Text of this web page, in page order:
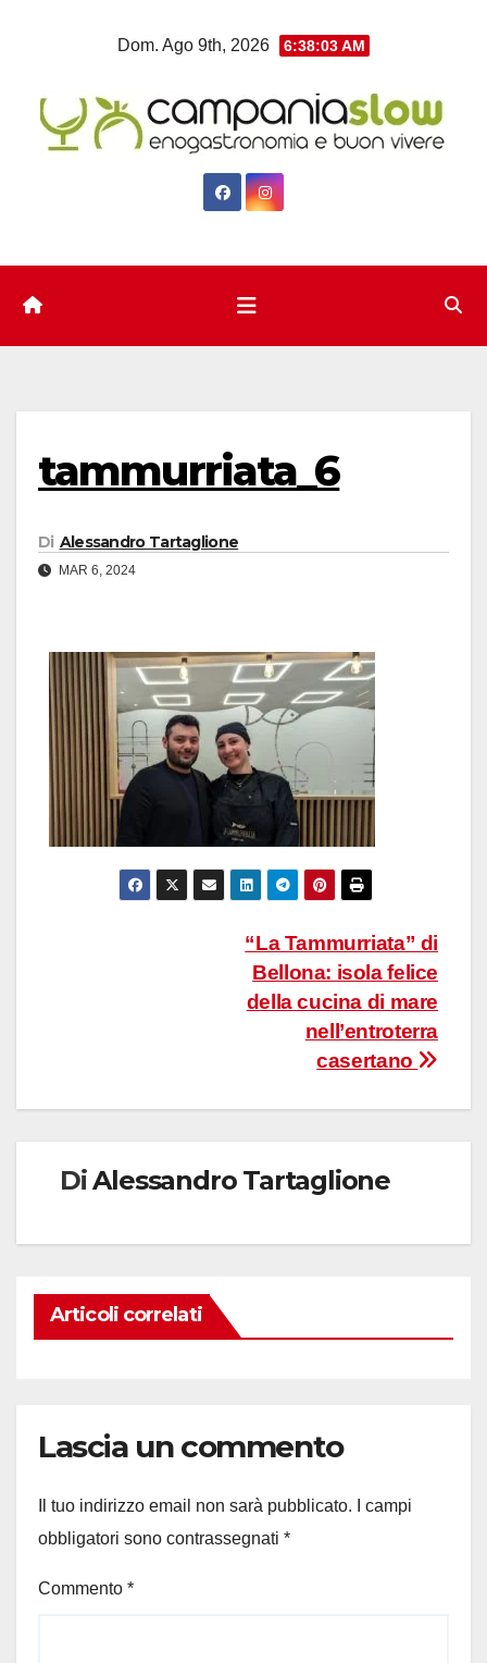
Dom. Ago 9th, 2026 6:38:04 AM
tammurriata_6
Di Alessandro Tartaglione
MAR 6, 2024
Navigazione“La Tammurriata” di
Bellona: isola felice
della cucina di mare
nell’entroterra
casertano
DiAlessandro Tartaglione
Articoli correlati
Lascia un commento
Il tuo indirizzo email non sarà pubblicato.
I campi
obbligatori sono contrassegnati *
Commento *